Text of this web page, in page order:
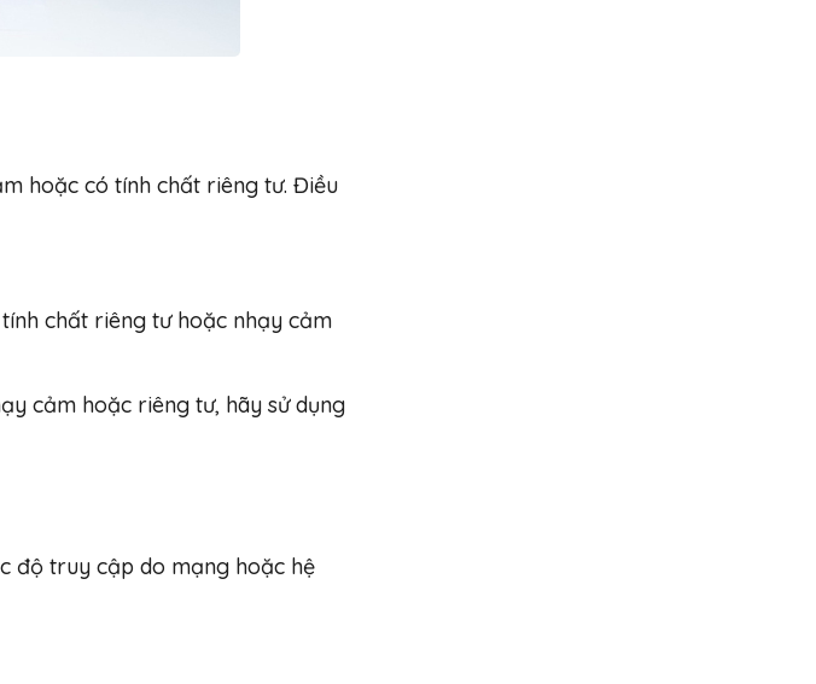
hoặc có tính chất riêng tư. Điều
chất riêng tư hoặc nhạy cảm
cảm hoặc riêng tư, hãy sử dụng
độ truy cập do mạng hoặc hệ